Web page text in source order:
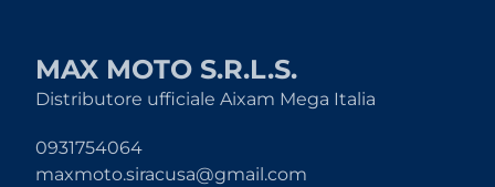
MAX MOTO S.R.L.S.
Distributore ufficiale Aixam Mega Italia
0931754064
maxmoto.siracusa@gmail.com